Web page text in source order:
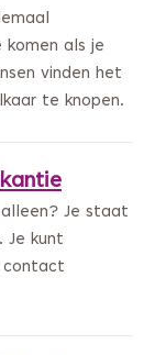
als je
vinden het
te knopen.
alleen? Je staat
Je kunt
contact